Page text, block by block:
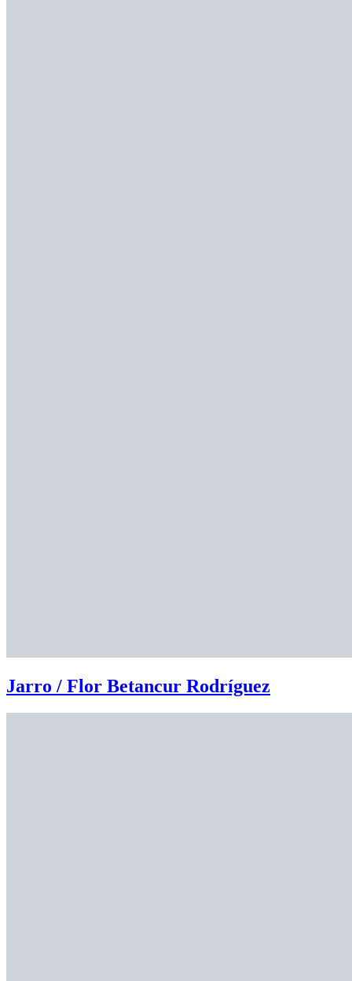
Jarro / Flor Betancur Rodríguez